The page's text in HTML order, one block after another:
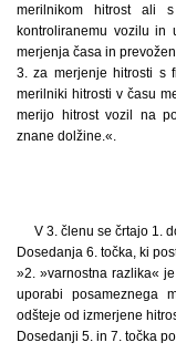
merilnikom hitrost ali
kontroliranemu vozilu in
merjenja časa in
3. za merjenje hitrosti s
merilniki hitrosti v času
merijo hitrost vozil na
znane dolžine.«.
V 3. členu se črtajo 1.
Dosedanja 6. točka, ki
»2. »varnostna razlika«
uporabi posameznega
odšteje od izmerjene
Dosedanji 5. in 7. točka